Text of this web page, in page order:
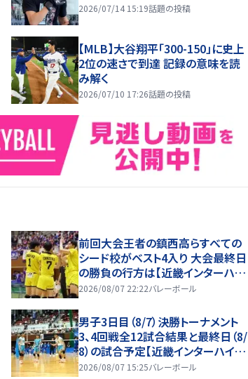
2026/07/14 15:19話題の投稿
【MLB】大谷翔平「300-150」に史上
2位の速さで到達 記録の意味を読
み解く
2026/07/10 17:26話題の投稿
前回大会王者の鎮西高らすべての
シード校がベスト4入り 大会最終日
の勝負の行方は【近畿インターハイ
2026】
2026/08/07 22:22バレーボール
男子3日目（8/7）決勝トーナメント
3、4回戦全12試合結果と最終日（8/
8）の試合予定【近畿インターハイ20
26】
2026/08/07 15:25バレーボール